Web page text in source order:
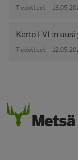
Tiedotteet –
Kerto LVL:n
Tiedotteet –